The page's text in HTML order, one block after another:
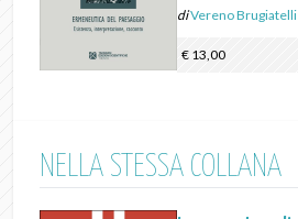
diVereno Brugiatelli
€ 13,00
NELLA STESSA COLLANA